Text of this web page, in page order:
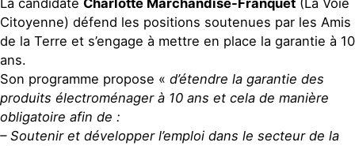
La candidate Charlotte Marchandise-Franquet (La Voie
Citoyenne) défend les positions soutenues par les Amis
de la Terre et s’engage à mettre en place la garantie à 10
ans.
Son programme propose « d’étendre la garantie des
produits électroménager à 10 ans et cela de manière
obligatoire afin de :
– Soutenir et développer l’emploi dans le secteur de la